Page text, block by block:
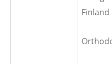
Finland